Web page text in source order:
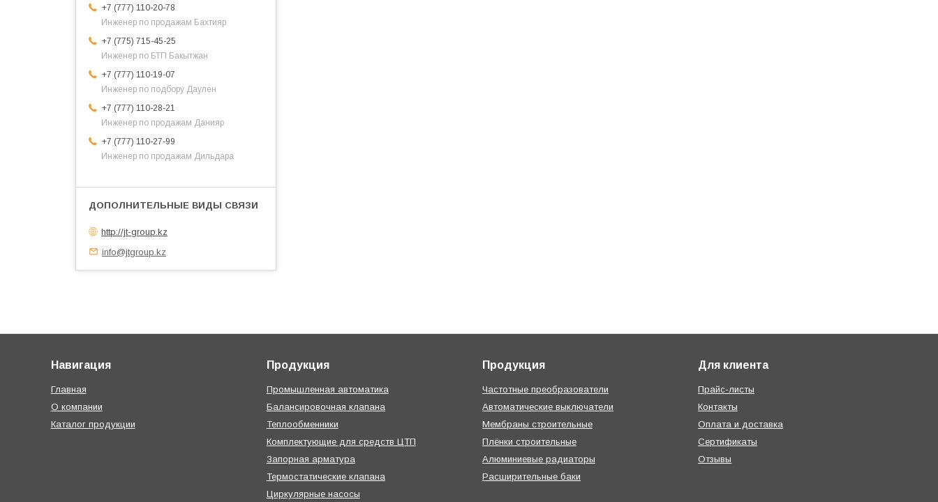
+7 (777) 110-20-78
Инженер по продажам Бахтияр
+7 (775) 715-45-25
Инженер по БТП Бакытжан
+7 (777) 110-19-07
Инженер по подбору Даулен
+7 (777) 110-28-21
Инженер по продажам Данияр
+7 (777) 110-27-99
Инженер по продажам Дильдара
http://jt-group.kz
info@jtgroup.kz
Навигация
Главная
О компании
Каталог продукции
Продукция
Промышленная автоматика
Балансировочная клапана
Теплообменники
Комплектующие для средств ЦТП
Запорная арматура
Термостатические клапана
Циркулярные насосы
Продукция
Частотные преобразователи
Автоматические выключатели
Мембраны строительные
Плёнки строительные
Алюминиевые радиаторы
Расширительные баки
Для клиента
Прайс-листы
Контакты
Оплата и доставка
Сертификаты
Отзывы